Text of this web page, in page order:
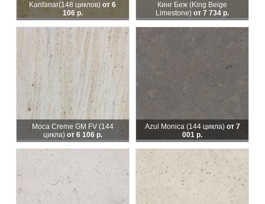
Kanfanar(148 циклов)от 6
106 р.
Кинг Беж (King Beige
Limestone) от 7 734 р.
Moca Creme GM FV (144
цикла) от 6 106 р.
Azul Monica (144 цикла) от 7
001 р.